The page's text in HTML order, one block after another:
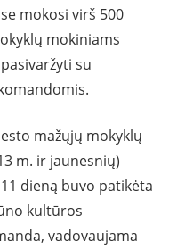
mokosi virš 500
mokiniams
su
mažųjų mokyklų
m. ir jaunesnių)
dieną buvo patikėta
kultūros
vadovaujama